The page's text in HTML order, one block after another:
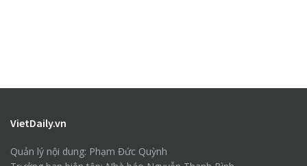
VietDaily.vn
Quản lý nội dung: Phạm Đức Quỳnh